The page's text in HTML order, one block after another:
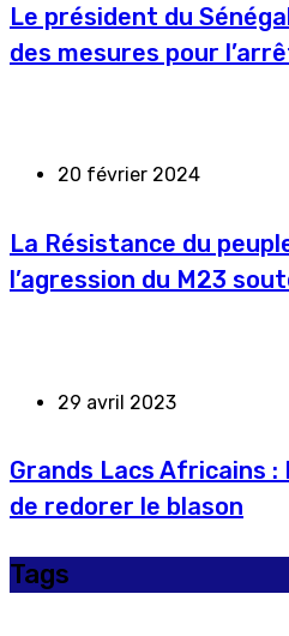
Le président du
des mesures pour
20 février 2024
La Résistance du
l’agression du M23
29 avril 2023
Grands Lacs Africains
de redorer le blason
Tags